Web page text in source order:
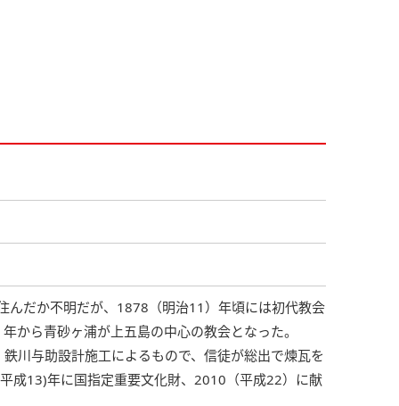
んだか不明だが、1878（明治11）年頃には初代教会
から青砂ヶ浦が上五島の中心の教会となった。
川与助設計施工によるもので、信徒が総出で煉瓦を
成13)年に国指定重要文化財、2010（平成22）に献